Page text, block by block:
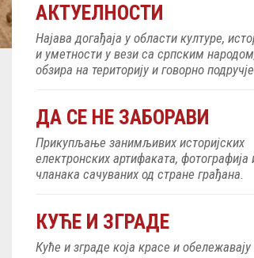
АКТУЕЛНОСТИ
Најава догађаја у области културе,
и уметности у вези са српским
обзира на територију и говорно
ДА СЕ НЕ ЗАБОРАВИ
Прикупљање занимљивих историјских
електронских артифаката, фотографија
чланака сачуваних од стране грађана.
КУЋЕ И ЗГРАДЕ
Куће и зграде која красе и обележавају